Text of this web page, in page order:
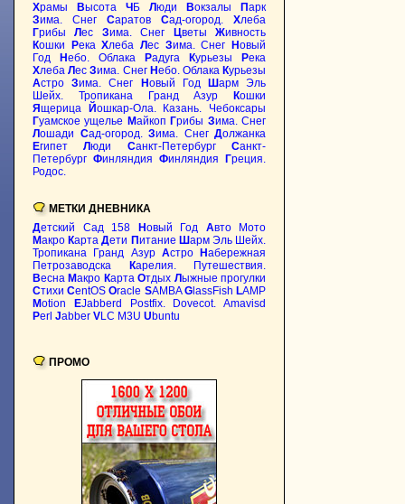
Храмы Высота Ч Б Люди Вокзалы Парк
Зима. Снег Саратов Сад-огород. Хлеба
Грибы Лес Зима. Снег Цветы Живность
Кошки Река Хлеба Лес Зима. Снег Новый
Год
Небо. Облака Радуга Курьезы Река
Хлеба Лес Зима. Снег Небо. Облака Курьезы
Астро Зима. Снег Новый Год Шарм Эль
Шейх. Тропикана Гранд Азур
Кошки
Я щерица Йошкар-Ола. Казань. Чебоксары
Гуамское ущелье Майкоп Грибы Зима. Снег
Лошади Сад-огород. Зима. Снег Должанка
Египет Люди Санкт-Петербург Санкт-
Петербург Финляндия Финляндия Греция.
Родос.
МЕТКИ ДНЕВНИКА
Детский Сад 158 Новый Год Авто Мото
Макро Карта Дети Питание Шарм Эль Шейх.
Тропикана Гранд Азур Астро Набережная
Петрозаводска
Карелия. Путешествия.
Весна Макро Карта Отдых Лыжные прогулки
Стихи CentOS Oracle SAMBA GlassFish LAMP
Motion EJabberd
Postfix. Dovecot. Amavisd
Perl Jabber VLC M3U Ubuntu
ПРОМО